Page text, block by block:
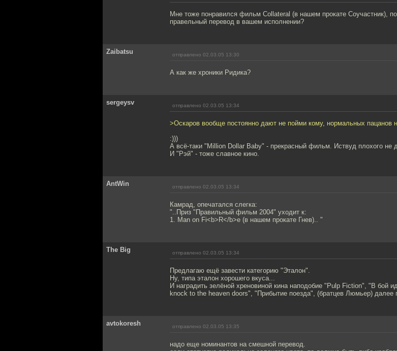
Мне тоже понравился фильм Collateral (в нашем прокате Соучастник),
правельный перевод в вашем исполнении?
Zaibatsu отправлено 02.03.05 13:30
А как же хроники Ридика?
sergeysv отправлено 02.03.05 13:34
>Оскаров вообще постоянно дают не пойми кому, нормальных пацанов
:)))
А всё-таки "Million Dollar Baby" - прекрасный фильм. Иствуд плохого не
И "Рэй" - тоже славное кино.
AntWin отправлено 02.03.05 13:34
Камрад, опечатался слегка:
"..Приз "Правильный фильм 2004" уходит к:
1. Man on Fi<b>R</b>e (в нашем прокате Гнев).. "
The Big отправлено 02.03.05 13:34
Предлагаю ещё завести категорию "Эталон".
Ну, типа эталон хорошего вкуса...
И наградить зелёной хреновиной кина наподобие "Pulp Fiction", "В бой
knock to the heaven doors", "Прибытие поезда", (братцев Люмьер) далее
avtokoresh отправлено 02.03.05 13:35
надо еще номинантов на смешной перевод.